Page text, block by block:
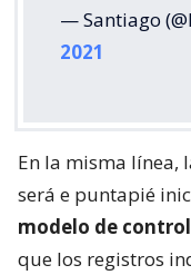
— Santiago
2021
En la misma línea,
será e puntapié
modelo de
que los registros